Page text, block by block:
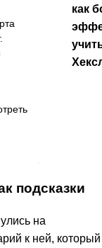
как
подсказки
на
к ней, который